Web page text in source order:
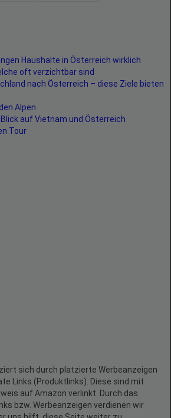
Haushalte in Österreich wirklich
oft verzichtbar sind
nach Österreich – diese Ziele bieten
Alpen
auf Vietnam und Österreich
Tour
sich durch platzierte Werbeanzeigen
Links (Produktlinks). Diese sind mit
auf Amazon verlinkt. Durch das
bzw. Werbeanzeigen verdienen wir